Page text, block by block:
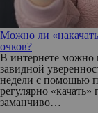
Можно ли
очков?
В интернете можно
завидной
недели с помощью
регулярно «качать»
заманчиво…